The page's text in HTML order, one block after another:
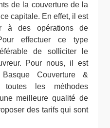
de la couverture de la
capitale. En effet, il est
à des opérations de
effectuer ce type
de solliciter le
Pour nous, il est
Couverture &
les méthodes
meilleure qualité de
des tarifs qui sont